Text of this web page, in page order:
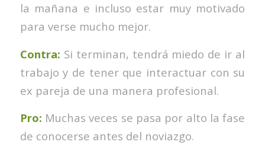
la mañana e incluso estar muy motivado
para verse mucho mejor.
Contra: Si terminan, tendrá miedo de ir al
trabajo y de tener que interactuar con su
ex pareja de una manera profesional.
Pro: Muchas veces se pasa por alto la fase
de conocerse antes del noviazgo.